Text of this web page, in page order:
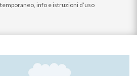
info e istruzioni d’uso